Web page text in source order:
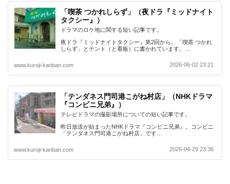
「喫茶 つかれしらず」（夜ドラ『ミッドナイト
タクシー』）
ドラマのロケ地に関する短い記事です。
夜ドラ『ミッドナイトタクシー』第2回から。「喫茶 つかれ
しらず」とテント（と看板）に書かれています。…
www.kuroji-kanban.com 2026-06-02 23:21
「テンダネス門司港こがね村店」（NHKドラマ
『コンビニ兄弟』）
テレビドラマの撮影場所についての短い記事です。
昨日放送が始まったNHKドラマ『コンビニ兄弟』。コンビニ
「テンダネス門司港こがね村店」です…
www.kuroji-kanban.com 2026-04-29 23:36